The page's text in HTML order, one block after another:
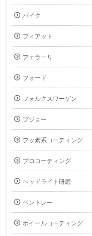
バイク
フィアット
フェラーリ
フォード
フォルクスワーゲン
プジョー
フッ素系コーティング
プロコーティング
ヘッドライト研磨
ベントレー
ホイールコーティング